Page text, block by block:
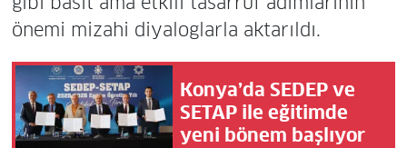
önemi mizahi diyaloglarla aktarıldı.
Konya’da SEDEP ve
SETAP ile eğitimde
yeni bönem başlıyor